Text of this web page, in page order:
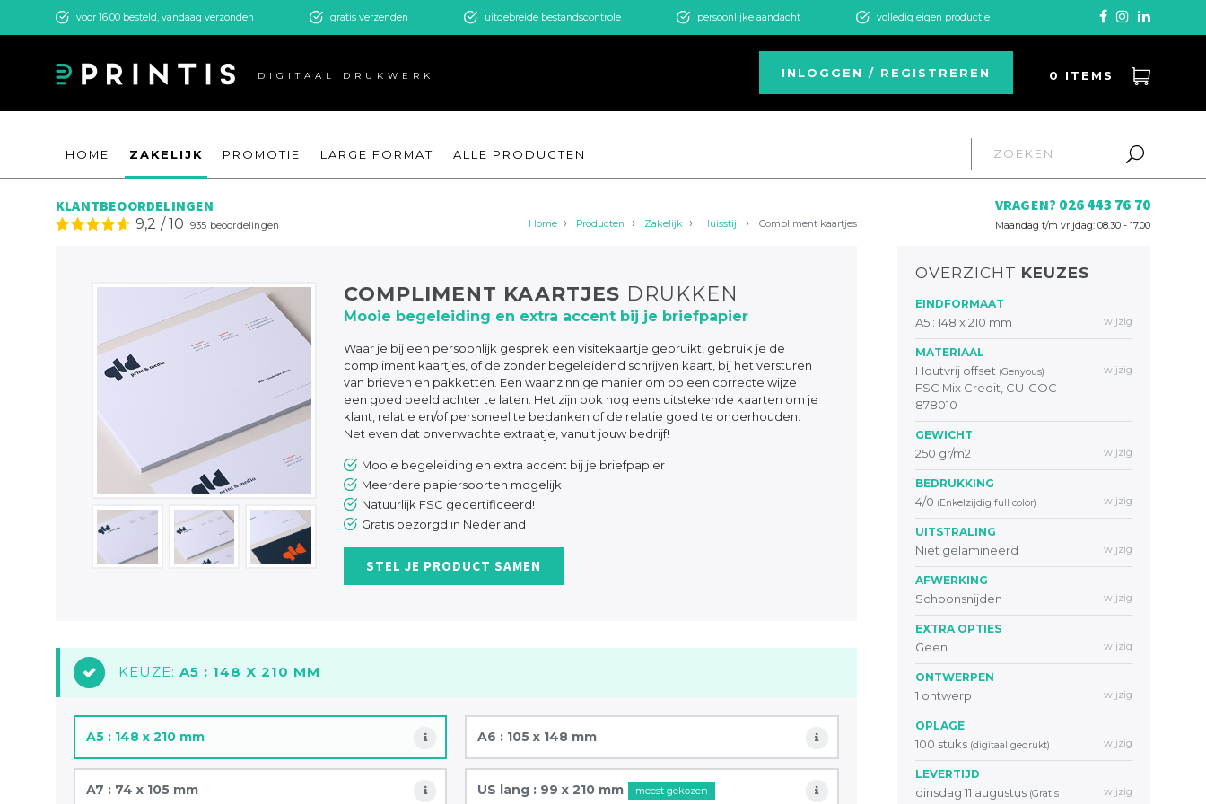
voor 16.00 besteld, vandaag verzonden gratis verzenden uitgebreide bestandscontrole persoonlijke aandacht volledig eigen productie
DIGITAAL DRUKWERK INLOGGEN / REGISTREREN 0 ITEMS
HOME ZAKELIJK PROMOTIE LARGE FORMAT ALLE PRODUCTEN
KLANTBEOORDELINGEN
9,2 /10 935 beoordelingen
VRAGEN? 026 443 76 70
Maandag t/m vrijdag: 08.30 - 17.00
Home Producten Zakelijk Huisstijl Compliment kaartjes
COMPLIMENT KAARTJES DRUKKEN
Mooie begeleiding en extra accent bij je briefpapier
Waar je bij een persoonlijk gesprek een visitekaartje gebruikt, gebruik je de
compliment kaartjes, of de zonder begeleidend schrijven kaart, bij het versturen
van brieven en pakketten. Een waanzinnige manier om op een correcte wijze
een goed beeld achter te laten. Het zijn ook nog eens uitstekende kaarten om je
klant, relatie en/of personeel te bedanken of de relatie goed te onderhouden.
Net even dat onverwachte extraatje, vanuit jouw bedrijf!
Mooie begeleiding en extra accent bij je briefpapier
Meerdere papiersoorten mogelijk
Natuurlijk FSC gecertificeerd!
Gratis bezorgd in Nederland
STEL JE PRODUCT SAMEN
1 KEUZE: A5 : 148 X 210 MM
A5 : 148 x 210 mm A6 : 105 x 148 mm
A7 : 74 x 105 mm US lang : 99 x 210 mm meest gekozen
OVERZICHT KEUZES
EINDFORMAAT
A5 : 148 x 210 mm wijzig
MATERIAAL
Houtvrij offset(Genyous)
FSC Mix Credit, CU-COC-
878010
wijzig
GEWICHT
250 gr/m2 wijzig
BEDRUKKING
4/0 (Enkelzijdig full color) wijzig
UITSTRALING
Niet gelamineerd wijzig
AFWERKING
Schoonsnijden wijzig
EXTRA OPTIES
Geen wijzig
ONTWERPEN
1 ontwerp wijzig
OPLAGE
100 stuks (digitaal gedrukt) wijzig
LEVERTIJD
dinsdag 11 augustus (Gratis
wijzig